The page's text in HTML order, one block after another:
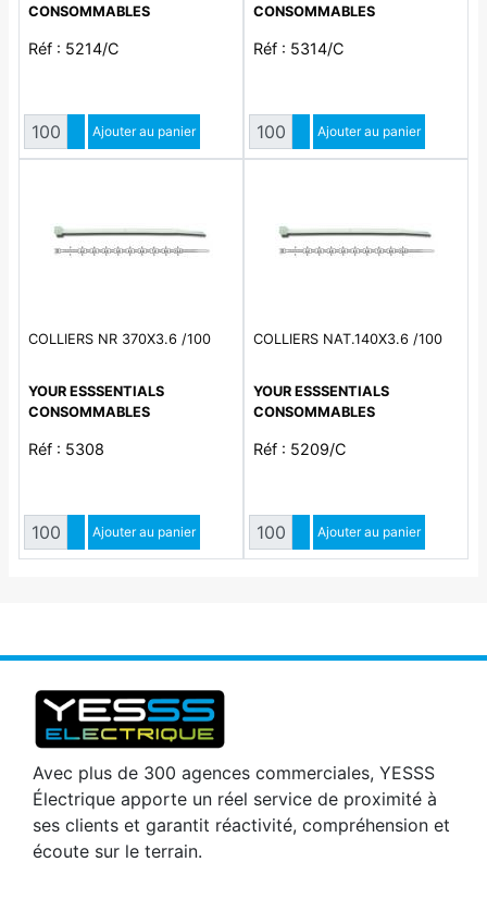
CONSOMMABLES
Réf : 5214/C
QuantitéAugmenter quantité
Diminuer quantité
Ajouter au panier
CONSOMMABLES
Réf : 5314/C
QuantitéAugmenter quantité
Diminuer quantité
Ajouter au panier
COLLIERS NR 370X3.6 /100
YOUR ESSSENTIALS
CONSOMMABLES
Réf : 5308
QuantitéAugmenter quantité
Diminuer quantité
Ajouter au panier
COLLIERS NAT.140X3.6 /100
YOUR ESSSENTIALS
CONSOMMABLES
Réf : 5209/C
QuantitéAugmenter quantité
Diminuer quantité
Ajouter au panier
Avec plus de 300 agences commerciales, YESSS
Électrique apporte un réel service de proximité à
ses clients et garantit réactivité, compréhension et
écoute sur le terrain.